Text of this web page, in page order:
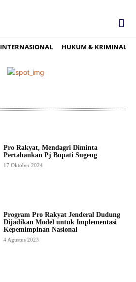
INTERNASIONAL HUKUM & KRIMINAL
Pro Rakyat, Mendagri Diminta
Pertahankan Pj Bupati Sugeng
17 Oktober 2024
Program Pro Rakyat Jenderal Dudung
Dijadikan Model untuk Implementasi
Kepemimpinan Nasional
4 Agustus 2023